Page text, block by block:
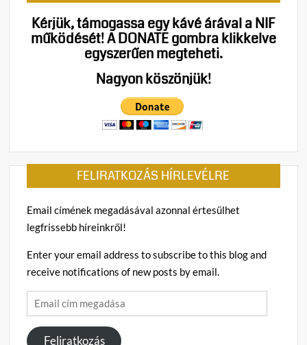
Kérjük, támogassa egy kávé árával a NIF
működését!A DONATE gombra klikkelve
egyszerűen megteheti.
Nagyon köszönjük!
FELIRATKOZÁS HÍRLEVÉLRE
Email címének megadásával azonnal értesülhet
legfrissebb híreinkről!
Enter your email address to subscribe to this blog and
receive notifications of new posts by email.
Email
cím
megadása
Feliratkozás